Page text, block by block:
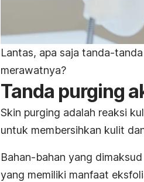
Lantas, apa saja tanda-tanda
merawatnya?
Tanda purging
Skin purging adalah reaksi
untuk membersihkan kulit
Bahan-bahan yang
yang memiliki manfaat